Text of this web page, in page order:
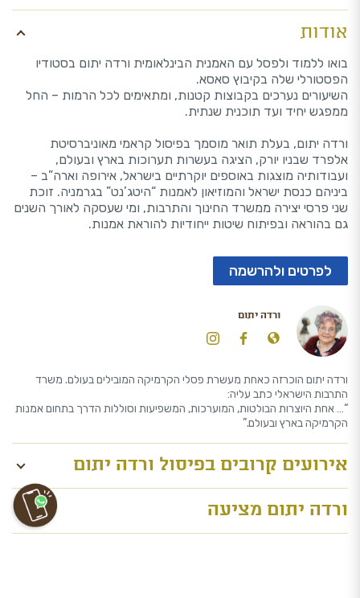
אודות
בואו ללמוד ולפסל עם האמנית הבינלאומית ורדה יתום בסטודיו
הפסטורלי שלה בקיבוץ סאסא.
השיעורים נערכים בקבוצות קטנות, ומתאימים לכל הרמות – החל
ממפגש יחיד ועד תוכנית שנתית.
ורדה יתום, בעלת תואר מוסמך בפיסול קראמי מאוניברסיטת
אלפרד שבניו יורק, הציגה בעשרות תערוכות בארץ ובעולם,
ועבודותיה מוצגות באוספים יוקרתיים בישראל, אירופה וארה”ב –
ביניהם כנסת ישראל והמוזיאון לאמנות “היטג’נט” בגרמניה. זוכת
שני פרסי יצירה ממשרד החינוך והתרבות, ומי שעסקה לאורך השנים
גם בהוראה ובפיתוח שיטות ייחודיות להוראת אמנות.
לפרטים ולהרשמה
ורדה יתום
ורדה יתום הוכרזה כאחת מעשרת פסלי הקרמיקה המובילים בעולם. משרד
התרבות הישראלי כתב עליה:
“… אחת היוצרות הבולטות, המוערכות, המשפיעות וסוללות הדרך בתחום אמנות
הקרמיקה בארץ ובעולם.”
אירועים קרובים בפיסול ורדה יתום
ורדה יתום מציעה